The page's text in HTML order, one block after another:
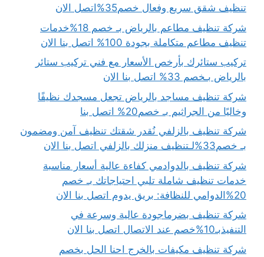
تنظيف شقق سريع وفعال خصم35%اتصل الان
شركة تنظيف مطاعم بالرياض بـ خصم 18%خدمات
تنظيف مطاعم متكاملة بجودة 100% اتصل بنا الان
تركيب ستائرك بأرخص الأسعار مع فني تركيب ستائر
بالرياض بـخصم 33% اتصل بنا الان
شركة تنظيف مساجد بالرياض تجعل مسجدك نظيفًا
وخاليًا من الجراثيم بـ خصم20% اتصل بنا
شركة تنظيف بالزلفي نُقدر شقتك تنظيف آمن ومضمون
بـ خصم33%لـتنظيف منزلك بالزلفي اتصل بنا الان
شركة تنظيف بالدوادمي كفاءة عالية أسعار مناسبة
خدمات تنظيف شاملة تلبي احتياجاتك بـ خصم
20%الدوامي للنظافة: بريق يدوم اتصل بنا الان
شركة تنظيف بضرماجودة عالية وسرعة في
التنفيذبـ10%خصم عند الاتصال اتصل بنا الان
شركة تنظيف مكيفات بالخرج احنا الحل بخصم